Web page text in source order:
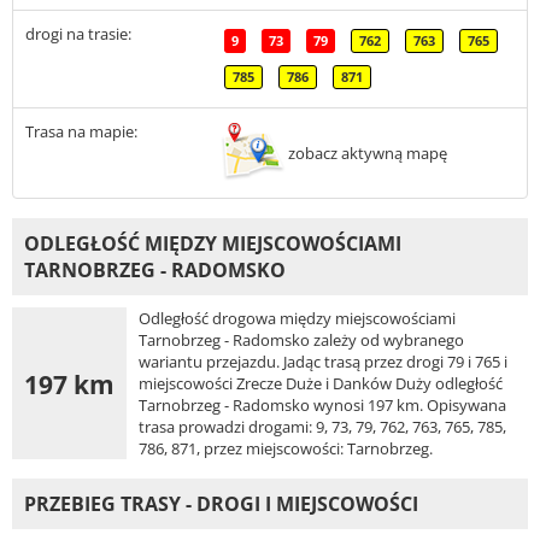
drogi na trasie: 9 73 79 762 763 765
785 786 871
Trasa na mapie:
zobacz aktywną mapę
ODLEGŁOŚĆ MIĘDZY MIEJSCOWOŚCIAMI
TARNOBRZEG - RADOMSKO
197 km
Odległość drogowa między miejscowościami
Tarnobrzeg - Radomsko zależy od wybranego
wariantu przejazdu. Jadąc trasą przez drogi 79 i 765 i
miejscowości Zrecze Duże i Danków Duży odległość
Tarnobrzeg - Radomsko wynosi 197 km. Opisywana
trasa prowadzi drogami: 9, 73, 79, 762, 763, 765, 785,
786, 871, przez miejscowości: Tarnobrzeg.
PRZEBIEG TRASY - DROGI I MIEJSCOWOŚCI